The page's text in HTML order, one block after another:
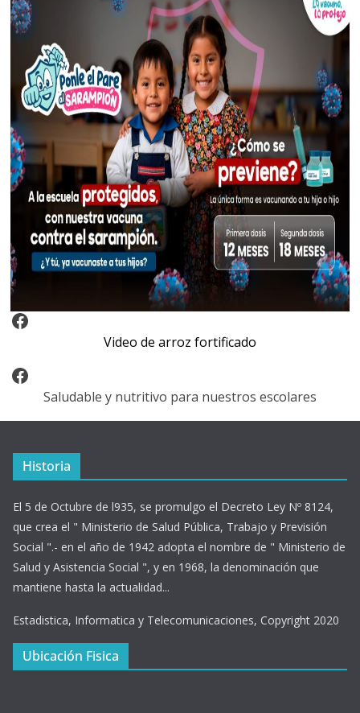
Video Arroz Fortificado
Video de arroz fortificado
Facebook
Saludable y nutritivo para nuestros escolares
Historia
El 5 de Octubre de l935, se promulgo el Decreto Ley Nº 8124,
que crea el " Ministerio de Salud Pública, Trabajo y Previsión
Social ".- en el año de 1942 adopta el nombre de " Ministerio de
Salud y Asistencia Social ", y en 1968, la denominación que
mantiene hasta la actualidad...
Estadistica, Informatica y Telecomunicaciones, Copyright 2020
Ubicación Fisica